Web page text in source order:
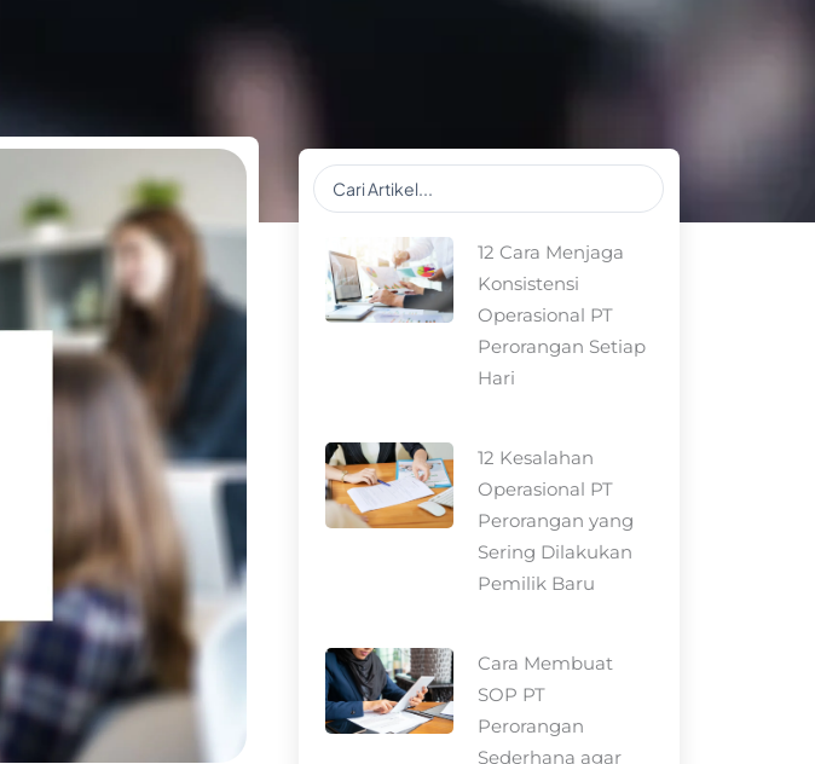
Search
...
12 Cara Menjaga
Konsistensi
Operasional PT
Perorangan Setiap
Hari
12 Kesalahan
Operasional PT
Perorangan yang
Sering Dilakukan
Pemilik Baru
Cara Membuat
SOP PT
Perorangan
Sederhana agar